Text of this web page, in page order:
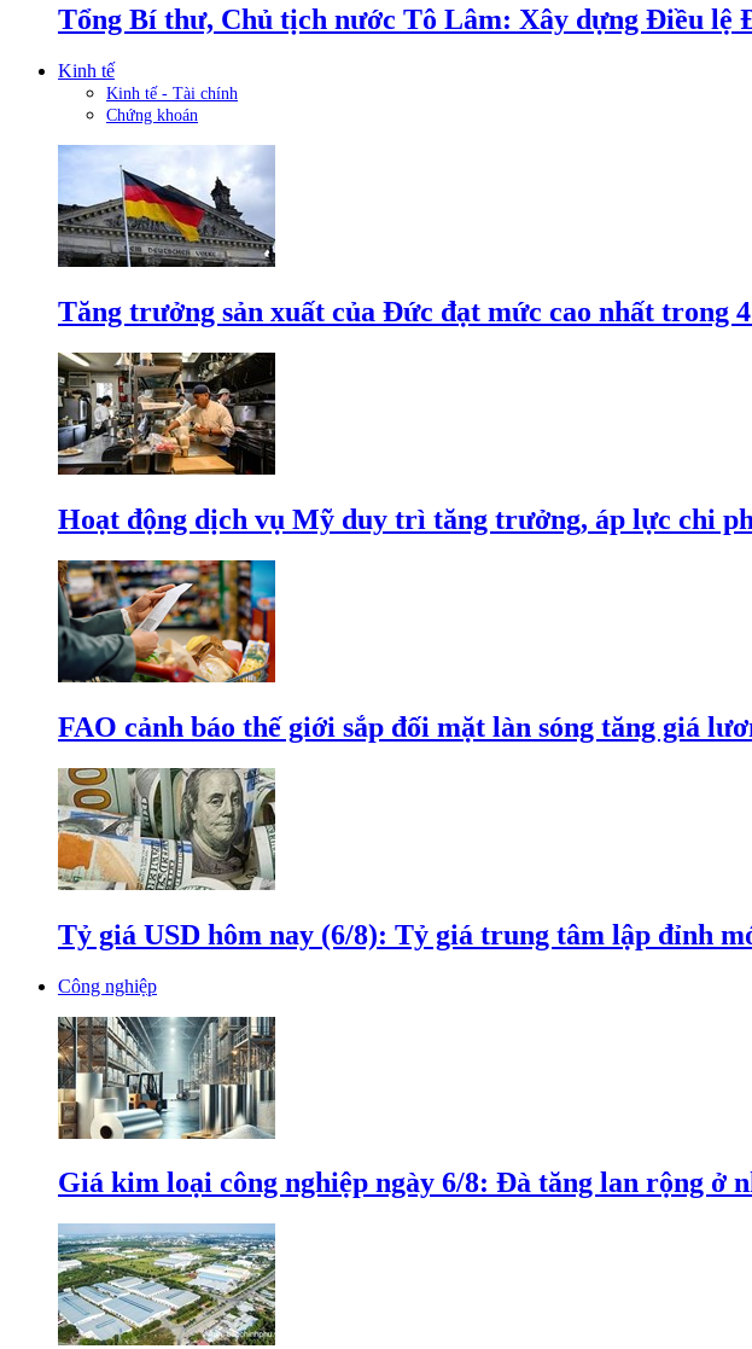
Tổng Bí thư, Chủ tịch nước Tô Lâm: Xây dựng Điều lệ
Kinh tế
Kinh tế - Tài chính
Chứng khoán
Tăng trưởng sản xuất của Đức đạt mức cao nhất trong
Hoạt động dịch vụ Mỹ duy trì tăng trưởng, áp lực chi
FAO cảnh báo thế giới sắp đối mặt làn sóng tăng giá
Tỷ giá USD hôm nay (6/8): Tỷ giá trung tâm lập đỉnh
Công nghiệp
Giá kim loại công nghiệp ngày 6/8: Đà tăng lan rộng ở